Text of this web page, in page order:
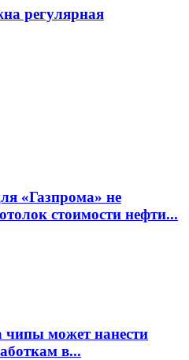
регулярная
«Газпрома» не
стоимости нефти...
может нанести
в...